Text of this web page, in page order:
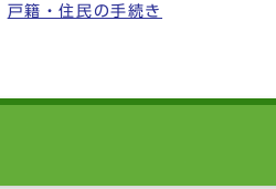
戸籍・住民の手続き